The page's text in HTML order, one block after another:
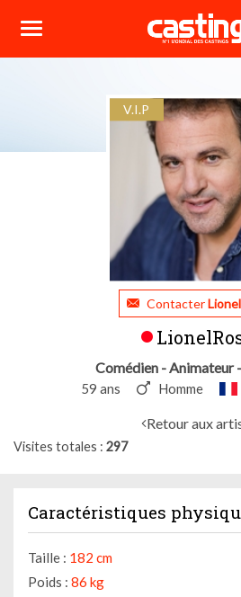
V.I.P
Contacter
Comédien - Animateur
59 ans Homme
Retour aux
Visites totales 297
Caractéristiques
Taille : 182 cm
Poids : 86 kg